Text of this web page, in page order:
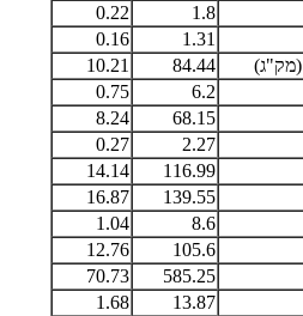
1.8
0.22
1.31
0.16
(מק"ג) 84.44
10.21
6.2
0.75
68.15
8.24
2.27
0.27
116.99
14.14
139.55
16.87
8.6
1.04
105.6
12.76
585.25
70.73
13.87
1.68